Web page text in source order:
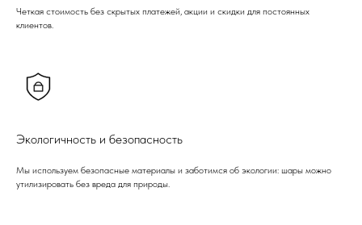
Четкая стоимость без скрытых платежей, акции и скидки для постоянных
клиентов.
Экологичность и безопасность
Мы используем безопасные материалы и заботимся об экологии: шары можно
утилизировать без вреда для природы.